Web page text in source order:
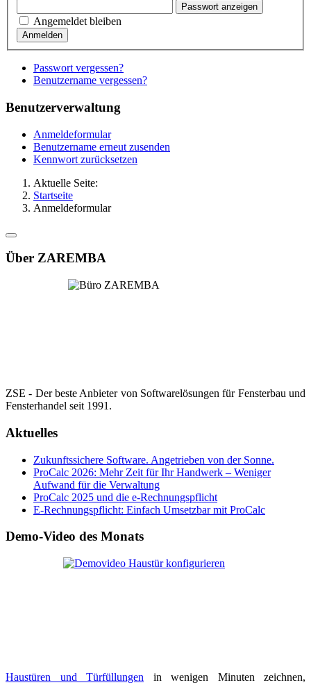
Passwort anzeigen
Angemeldet bleiben
Anmelden
Passwort vergessen?
Benutzername vergessen?
Benutzerverwaltung
Anmeldeformular
Benutzername erneut zusenden
Kennwort zurücksetzen
Aktuelle Seite:
Startseite
Anmeldeformular
Über ZAREMBA
ZSE - Der beste Anbieter von Softwarelösungen für Fensterbau und
Fensterhandel seit 1991.
Aktuelles
Zukunftssichere Software. Angetrieben von der Sonne.
ProCalc 2026: Mehr Zeit für Ihr Handwerk – Weniger
Aufwand für die Verwaltung
ProCalc 2025 und die e-Rechnungspflicht
E-Rechnungspflicht: Einfach Umsetzbar mit ProCalc
Demo-Video des Monats
Haustüren und Türfüllungen in wenigen Minuten zeichnen,